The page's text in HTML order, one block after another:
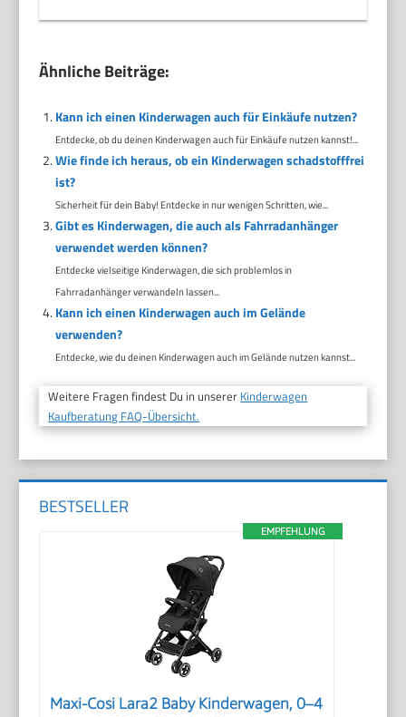
Ähnliche Beiträge:
Kann ich einen Kinderwagen auch für Einkäufe nutzen?
Entdecke, ob du deinen Kinderwagen auch für Einkäufe nutzen kannst!...
Wie finde ich heraus, ob ein Kinderwagen schadstofffrei
ist?
Sicherheit für dein Baby! Entdecke in nur wenigen Schritten, wie...
Gibt es Kinderwagen, die auch als Fahrradanhänger
verwendet werden können?
Entdecke vielseitige Kinderwagen, die sich problemlos in
Fahrradanhänger verwandeln lassen...
Kann ich einen Kinderwagen auch im Gelände
verwenden?
Entdecke, wie du deinen Kinderwagen auch im Gelände nutzen kannst...
Weitere Fragen findest Du in unserer Kinderwagen
Kaufberatung FAQ-Übersicht.
BESTSELLER
EMPFEHLUNG
Maxi-Cosi Lara2 Baby Kinderwagen, 0–4